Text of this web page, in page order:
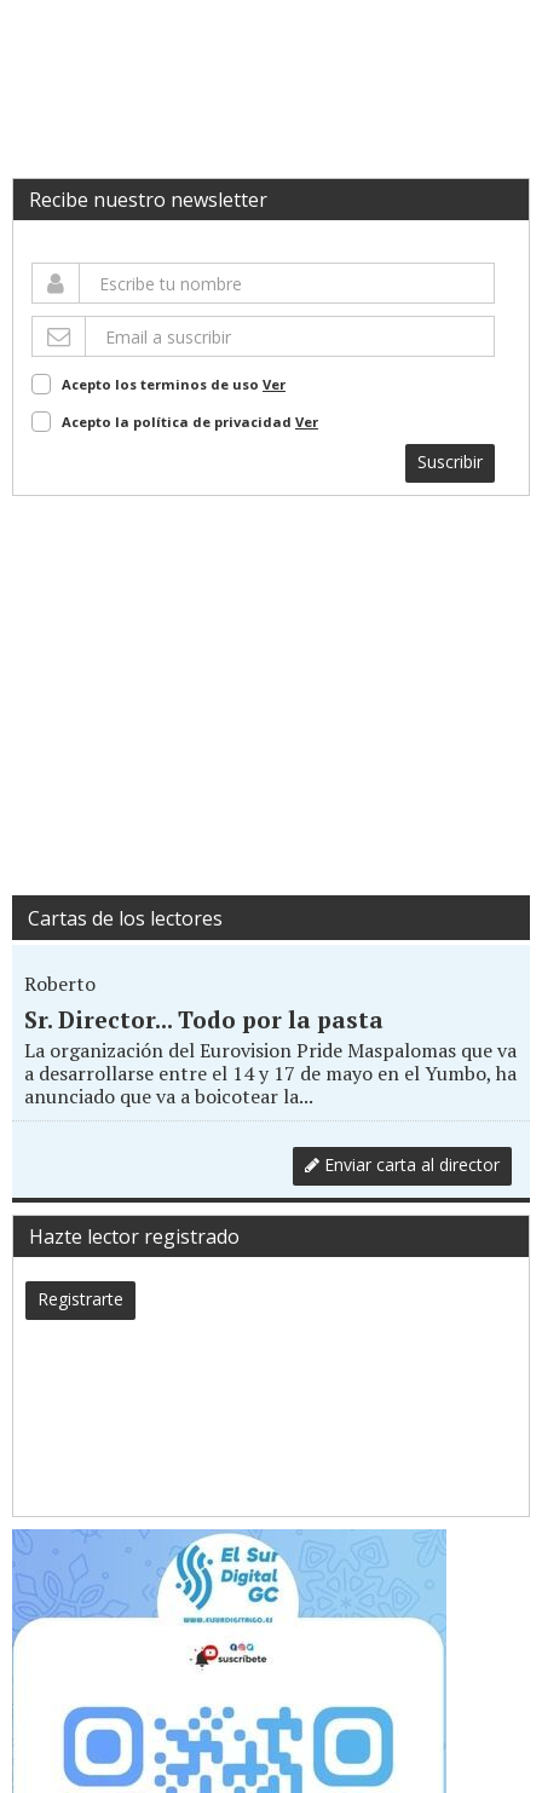
Recibe nuestro newsletter
Acepto los terminos de uso Ver
Acepto la política de privacidad Ver
Suscribir
Cartas de los lectores
Roberto
Sr. Director... Todo por la pasta
La organización del Eurovision Pride Maspalomas que va
a desarrollarse entre el 14 y 17 de mayo en el Yumbo, ha
anunciado que va a boicotear la...
Enviar carta al director
Hazte lector registrado
Registrarte